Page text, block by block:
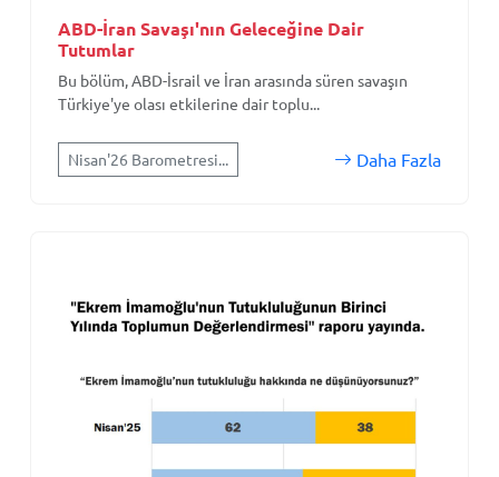
ABD-İran Savaşı'nın Geleceğine Dair
Tutumlar
Bu bölüm, ABD-İsrail ve İran arasında süren savaşın
Türkiye'ye olası etkilerine dair toplu...
Nisan'26 Barometresi... Daha Fazla